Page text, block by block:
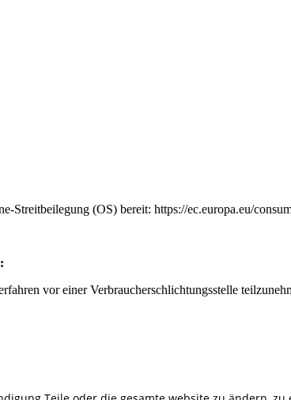
Streitbeilegung (OS) bereit: https://ec.europa.eu/
vor einer Verbraucherschlichtungsstelle